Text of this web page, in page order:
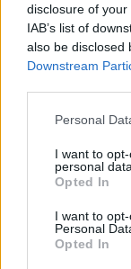
disclosure of
IAB’s list of
also be disclosed
Downstream
Personal
I want to
personal data.
Opted In
I want to
Personal
Opted In